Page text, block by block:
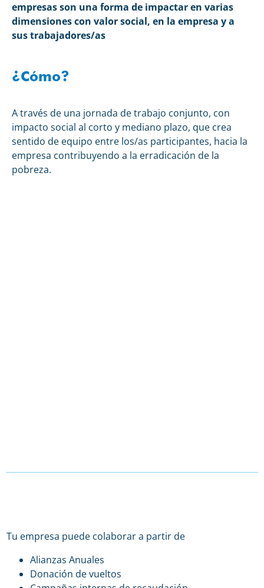
empresas son una forma de impactar en varias
dimensiones con valor social, en la empresa y a
sus trabajadores/as
¿Cómo?
A través de una jornada de trabajo conjunto, con
impacto social al corto y mediano plazo, que crea
sentido de equipo entre los/as participantes, hacia la
empresa contribuyendo a la erradicación de la
pobreza.
Tu empresa puede colaborar a partir de
Alianzas Anuales
Donación de vueltos